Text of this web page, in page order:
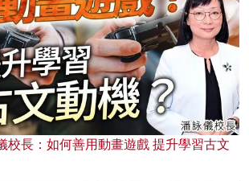
校長：如何善用動畫遊戲 提升學習古文